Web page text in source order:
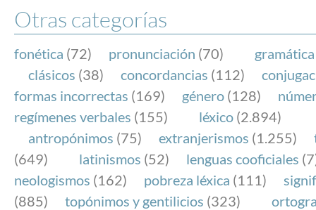
NOTICIAS
SOBRE LA FUNDÉURAE
FundéuRAE es una fundación patrocinada por la
y la Real Academia Española, cuyo objetivo es
el buen uso del español en los medios de
Internet.
Otras categorías
fonética (72) pronunciación (70) gramática
clásicos (38) concordancias (112)
formas incorrectas (169) género (128)
regímenes verbales (155) léxico (2.894)
antropónimos (75) extranjerismos (1.255)
(649)
latinismos (52) lenguas cooficiales
neologismos (162) pobreza léxica (111)
(885)
topónimos y gentilicios (323)